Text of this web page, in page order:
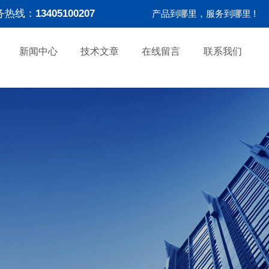
热线： 13405100207 产品到哪里，服务到哪里 !
新闻中心 技术文章 在线留言 联系我们